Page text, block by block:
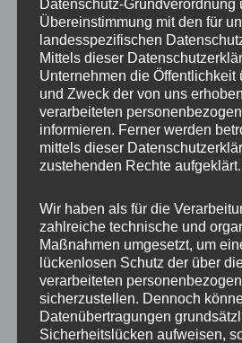
Nur in gut belüfteten
anwenden.
Lagerung:Produkte kühl,
Reichweite von Kindern
Entsorgung:Reste und leere
örtlichen Vorschriften
Haftungsausschluss:Keine
unsachgemäßer Nutzung
Diese Hinweise sorgen für eine
Anwendung der Produkte.
Ähnliche Produkte
Datenschutz-Grundverordnung
Übereinstimmung mit den für
landesspezifischen
Mittels dieser
Unternehmen die Öffentlichkeit
und Zweck der von uns
verarbeiteten
informieren. Ferner werden
mittels dieser
zustehenden Rechte aufgeklärt.
Wir haben als für die
zahlreiche technische und
Maßnahmen umgesetzt, um
lückenlosen Schutz der über
verarbeiteten
sicherzustellen. Dennoch
Datenübertragungen
Sicherheitslücken aufweisen,